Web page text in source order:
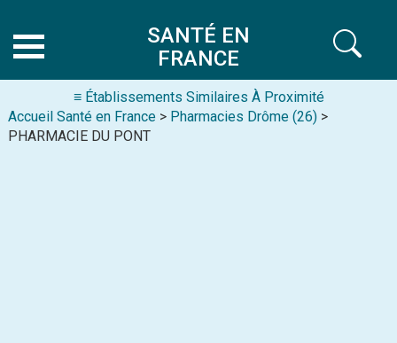
SANTÉ EN
FRANCE
≡ Établissements Similaires À Proximité
Accueil Santé en France > Pharmacies Drôme (26) >
PHARMACIE DU PONT